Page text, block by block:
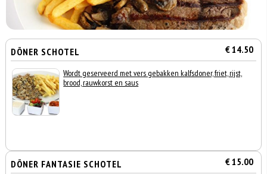
DÖNER SCHOTEL € 14.50
Wordt geserveerd met vers gebakken kalfsdoner, friet, rijst,
brood, rauwkorst en saus
DÖNER FANTASIE SCHOTEL € 15.00